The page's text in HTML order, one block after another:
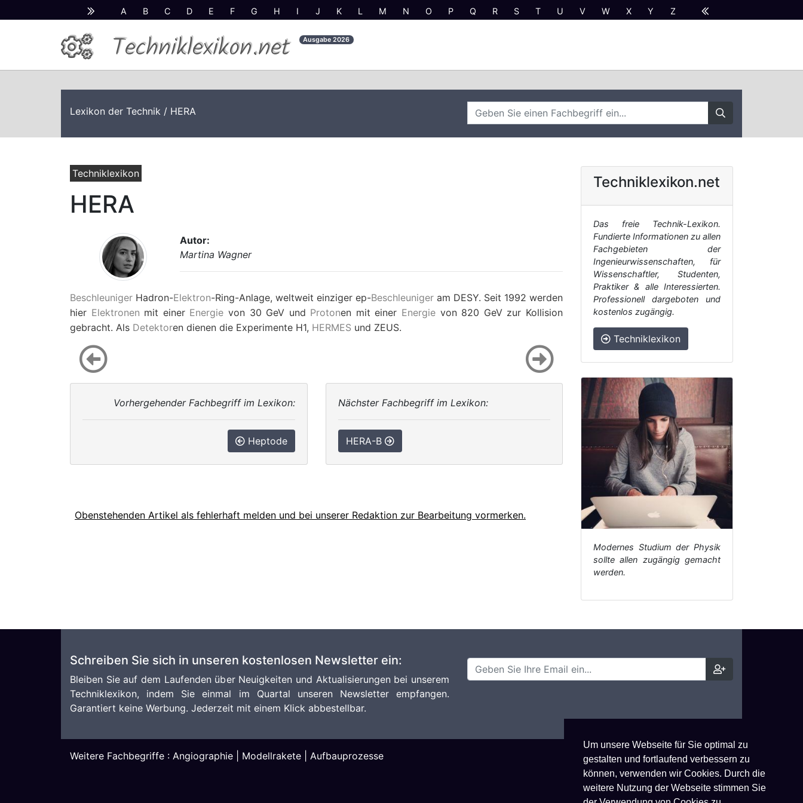
Um unsere Webseite für Sie optimal zu
gestalten und fortlaufend verbessern zu
können, verwenden wir Cookies. Durch die
weitere Nutzung der Webseite stimmen Sie
A B C D E F G H I J K L M N O P Q R S T U V W X Y Z
Techniklexikon.net Ausgabe2026
Lexikon der Technik / HERA
Techniklexikon
HERA
Autor:
Martina Wagner
Beschleuniger Hadron-Elektron-Ring-Anlage, weltweit einziger ep-Beschleuniger am DESY. Seit 1992 werden
hier Elektronen mit einer Energie von 30 GeV und Protonen mit einer Energie von 820 GeV zur Kollision
gebracht. Als Detektoren dienen die Experimente H1, HERMES und ZEUS.
Vorhergehender Fachbegriff im Lexikon:
Heptode
Nächster Fachbegriff im Lexikon:
HERA-B
Obenstehenden Artikel als fehlerhaft melden und bei unserer Redaktion zur Bearbeitung vormerken.
Techniklexikon.net
Das freie Technik-Lexikon.
Fundierte Informationen zu allen
Fachgebieten der
Ingenieurwissenschaften, für
Wissenschaftler, Studenten,
Praktiker & alle Interessierten.
Professionell dargeboten und
kostenlos zugängig.
Techniklexikon
Modernes Studium der Physik
sollte allen zugängig gemacht
werden.
Schreiben Sie sich in unseren kostenlosen Newsletter ein:
Bleiben Sie auf dem Laufenden über Neuigkeiten und Aktualisierungen bei unserem
Techniklexikon, indem Sie einmal im Quartal unseren Newsletter empfangen.
Garantiert keine Werbung. Jederzeit mit einem Klick abbestellbar.
Weitere Fachbegriffe : Angiographie Modellrakete Aufbauprozesse